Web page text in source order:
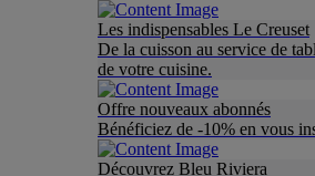
Les indispensables Le Creuset
De la cuisson au service de
de votre cuisine.
Offre nouveaux abonnés
Bénéficiez de -10% en vous
Découvrez Bleu Riviera